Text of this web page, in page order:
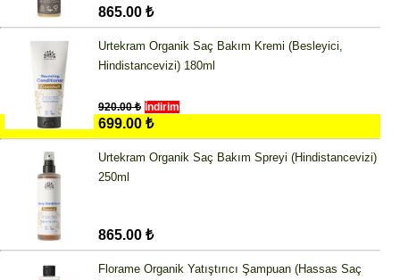
865.00 ₺
Urtekram Organik Saç Bakım Kremi (Besleyici,
Hindistancevizi) 180ml
920.00 ₺ İndirim
699.00 ₺
Urtekram Organik Saç Bakım Spreyi (Hindistancevizi)
250ml
865.00 ₺
Florame Organik Yatıştırıcı Şampuan (Hassas Saç